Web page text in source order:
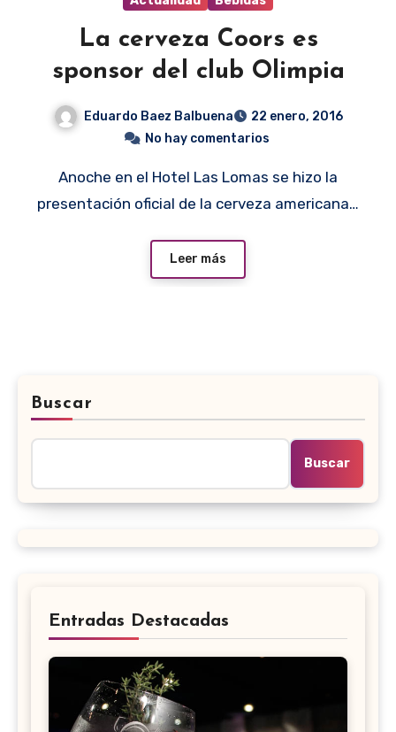
La cerveza Coors es
sponsor del club Olimpia
Eduardo Baez Balbuena
22 enero, 2016
No hay comentarios
Anoche en el Hotel Las Lomas se hizo la
presentación oficial de la cerveza americana…
Leer más
Buscar
Buscar
Entradas Destacadas